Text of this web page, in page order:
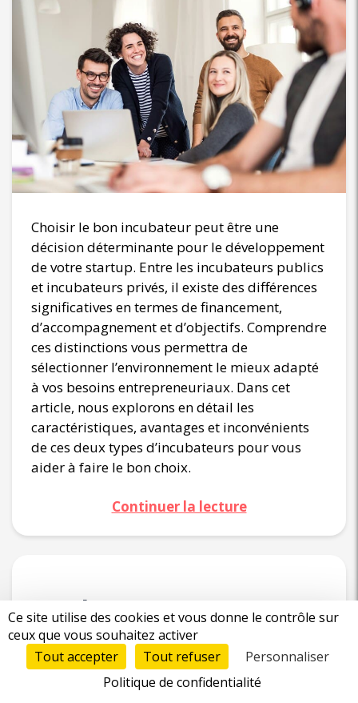
Choisir le bon incubateur peut être une
décision déterminante pour le développement
de votre startup. Entre les incubateurs publics
et incubateurs privés, il existe des différences
significatives en termes de financement,
d’accompagnement et d’objectifs. Comprendre
ces distinctions vous permettra de
sélectionner l’environnement le mieux adapté
à vos besoins entrepreneuriaux. Dans cet
article, nous explorons en détail les
caractéristiques, avantages et inconvénients
de ces deux types d’incubateurs pour vous
aider à faire le bon choix.
Continuer la lecture
Incubateur ou mentor
individuel : comment
maximiser sa croissance
Ce site utilise des cookies et vous donne le contrôle sur
ceux que vous souhaitez activer
Tout accepter
Tout refuser
Personnaliser
Politique de confidentialité